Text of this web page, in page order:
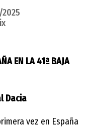
EN LA 41ª BAJA
Dacia
vez en España